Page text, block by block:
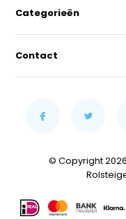
Categorieën
Contact
© Copyright